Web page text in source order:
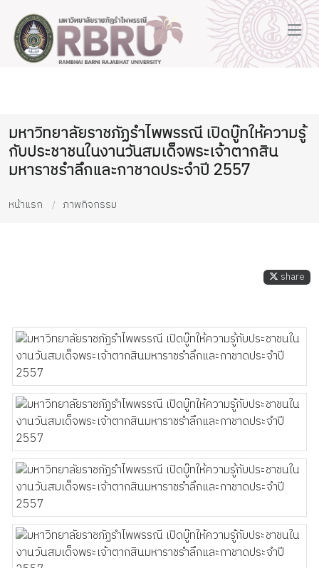
มหาวิทยาลัยราชภัฏรำไพพรรณี เปิดบู๊ทให้ความรู้
กับประชาชนในงานวันสมเด็จพระเจ้าตากสิน
มหาราชรำลึกและกาชาดประจำปี 2557
หน้าแรก ภาพกิจกรรม
share